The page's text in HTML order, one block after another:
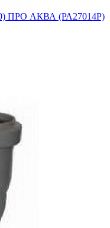
ПРО АКВА (РА27014Р)